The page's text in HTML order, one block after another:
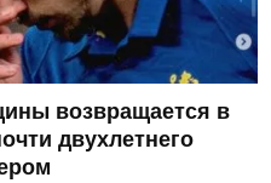
возвращается в
двухлетнего